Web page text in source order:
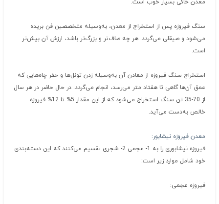
معدن خاکی بسیار خوب است.
سنگ فیروزه پس از استخراج از معدن، به‌وسیله متخصصین فن بریده
می‌شود و صیقلی می‌گردد. هر چه صاف‌تر و بزرگ‌تر باشد، ارزش آن بیش‌تر
است.
استخراج سنگ فیروزه از معادن آن به‌وسیله زدن تونل‌ها و حفر چاه‌هایی که
عمق آن‌ها گاهی تا هفتاد متر می‌رسد، انجام می‌گردد. در حال حاضر در هر سال
از 70-35 تن سنگ استخراج می‌شود که از این مقدار 5% تا 12% فیروزه
خالص به‌دست می‌آید.
معدن فیروزه نیشابور:
فیروزه نیشابوری را به 1- عجمی 2- شجری تقسیم می‌کنند که این دسته‌بندی
خود شامل موارد زیر است:
فیروزه عجمی: